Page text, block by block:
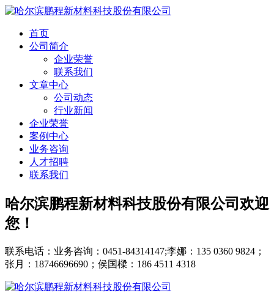
首页
公司简介
企业荣誉
联系我们
文章中心
公司动态
行业新闻
企业荣誉
案例中心
业务咨询
人才招聘
联系我们
哈尔滨鹏程新材料科技股份有限公司欢迎
您！
联系电话：业务咨询：0451-84314147;李娜：135 0360 9824；
张月：18746696690；侯国樑：186 4511 4318